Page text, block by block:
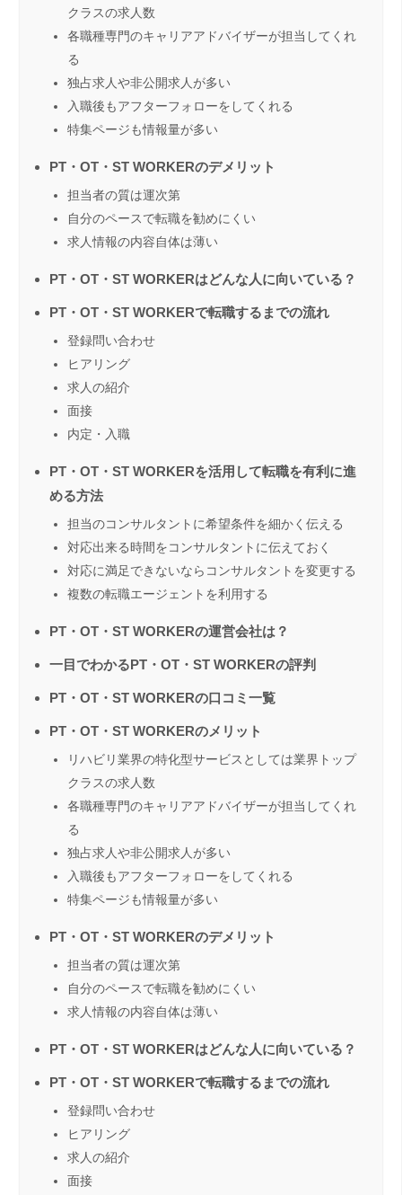
クラスの求人数
各職種専門のキャリアアドバイザーが担当してくれ
る
独占求人や非公開求人が多い
入職後もアフターフォローをしてくれる
特集ページも情報量が多い
PT・OT・ST WORKERのデメリット
担当者の質は運次第
自分のペースで転職を勧めにくい
求人情報の内容自体は薄い
PT・OT・ST WORKERはどんな人に向いている？
PT・OT・ST WORKERで転職するまでの流れ
登録問い合わせ
ヒアリング
求人の紹介
面接
内定・入職
PT・OT・ST WORKERを活用して転職を有利に進
める方法
担当のコンサルタントに希望条件を細かく伝える
対応出来る時間をコンサルタントに伝えておく
対応に満足できないならコンサルタントを変更する
複数の転職エージェントを利用する
PT・OT・ST WORKERの運営会社は？
一目でわかるPT・OT・ST WORKERの評判
PT・OT・ST WORKERの口コミ一覧
PT・OT・ST WORKERのメリット
リハビリ業界の特化型サービスとしては業界トップ
クラスの求人数
各職種専門のキャリアアドバイザーが担当してくれ
る
独占求人や非公開求人が多い
入職後もアフターフォローをしてくれる
特集ページも情報量が多い
PT・OT・ST WORKERのデメリット
担当者の質は運次第
自分のペースで転職を勧めにくい
求人情報の内容自体は薄い
PT・OT・ST WORKERはどんな人に向いている？
PT・OT・ST WORKERで転職するまでの流れ
登録問い合わせ
ヒアリング
求人の紹介
面接